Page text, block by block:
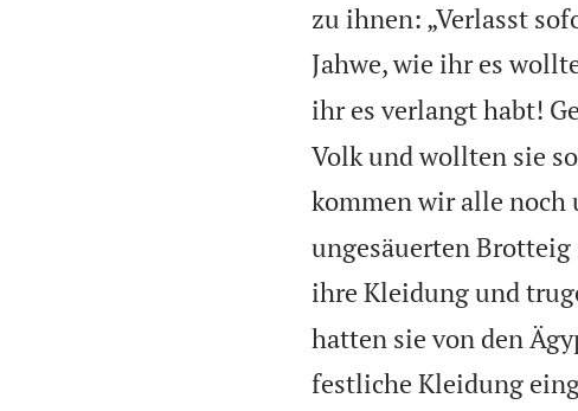
zu ihnen: „Verlasst
Jahwe, wie ihr es
ihr es verlangt habt!
Volk und wollten sie
kommen wir alle noch
ungesäuerten
ihre Kleidung und
hatten sie von den
festliche Kleidung